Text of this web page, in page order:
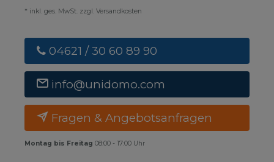
* inkl. ges. MwSt. zzgl. Versandkosten
04621 / 30 60 89 90
info@unidomo.com
Fragen & Angebotsanfragen
Montag bis Freitag 08:00 - 17:00 Uhr